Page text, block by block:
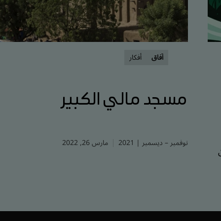
آفاق أفكار
مسجد مالي الكبير
نوفمبر – ديسمبر | 2021 مارس 26, 2022